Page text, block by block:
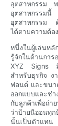
อุตสาหกรรม พ
อุตสาหกรรม
อุตสาหกรรม ด้
ได้ตามความต้อ
หนึ่งในผู้เล่นหลั
รู้จักในด้านการ
XYZ Signs มี
สำหรับธุรกิจ ง
ฟอนต์ และขนา
ออกแบบและช่า
กับลูกค้าเพื่อถ่า
ว่าป้ายนีออนทุ
นั้นเป็นตัวแทน